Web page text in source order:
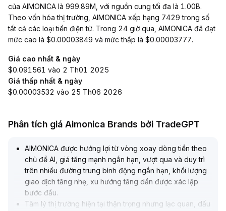
của AIMONICA là 999.89M, với nguồn cung tối đa là 1.00B.
Theo vốn hóa thị trường, AIMONICA xếp hạng 7429 trong số
tất cả các loại tiền điện tử. Trong 24 giờ qua, AIMONICA đã đạt
mức cao là $0.00003849 và mức thấp là $0.00003777.
Giá cao nhất & ngày
$0.091561 vào 2 Th01 2025
Giá thấp nhất & ngày
$0.00003532 vào 25 Th06 2026
Phân tích giá Aimonica Brands bởi TradeGPT
AIMONICA được hưởng lợi từ vòng xoay dòng tiền theo
chủ đề AI, giá tăng mạnh ngắn hạn, vượt qua và duy trì
trên nhiều đường trung bình động ngắn hạn, khối lượng
giao dịch tăng nhẹ, xu hướng tăng dần được xác lập
bước đầu.
Tâm lý thị trường hiện tại thận trọng nhưng lạc quan, dấu